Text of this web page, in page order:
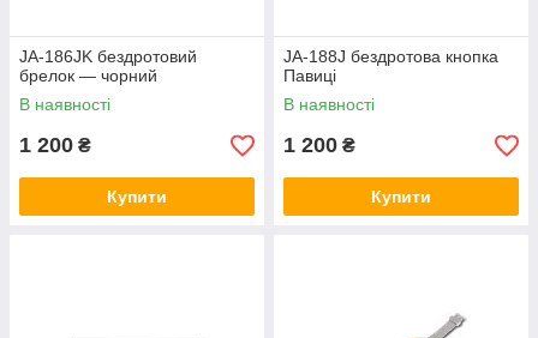
JA-186JK бездротовий
брелок — чорний
В наявності
1 200 ₴
Купити
JA-188J бездротова кнопка
Павиці
В наявності
1 200 ₴
Купити